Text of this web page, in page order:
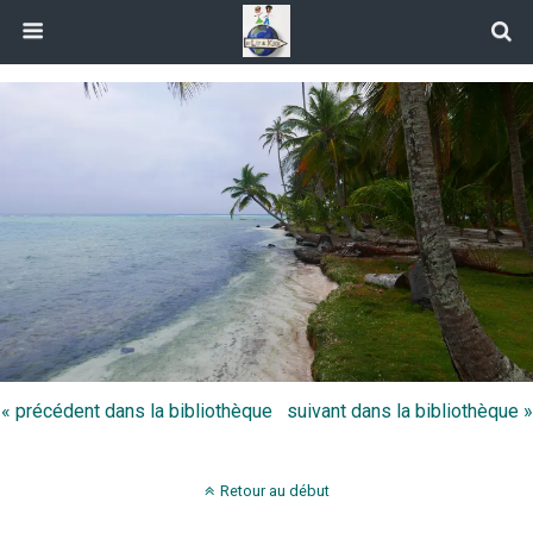
« précédent dans la bibliothèque suivant dans la bibliothèque »
Retour au début